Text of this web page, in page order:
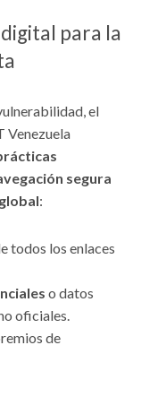
para la
el
Venezuela
segura
:
todos los enlaces
o datos
oficiales.
de